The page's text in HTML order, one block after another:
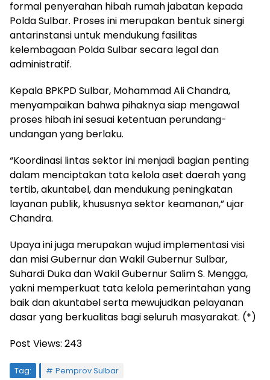
formal penyerahan hibah rumah jabatan kepada
Polda Sulbar. Proses ini merupakan bentuk sinergi
antarinstansi untuk mendukung fasilitas
kelembagaan Polda Sulbar secara legal dan
administratif.
Kepala BPKPD Sulbar, Mohammad Ali Chandra,
menyampaikan bahwa pihaknya siap mengawal
proses hibah ini sesuai ketentuan perundang-
undangan yang berlaku.
“Koordinasi lintas sektor ini menjadi bagian penting
dalam menciptakan tata kelola aset daerah yang
tertib, akuntabel, dan mendukung peningkatan
layanan publik, khususnya sektor keamanan,” ujar
Chandra.
Upaya ini juga merupakan wujud implementasi visi
dan misi Gubernur dan Wakil Gubernur Sulbar,
Suhardi Duka dan Wakil Gubernur Salim S. Mengga,
yakni memperkuat tata kelola pemerintahan yang
baik dan akuntabel serta mewujudkan pelayanan
dasar yang berkualitas bagi seluruh masyarakat. (*)
Post Views: 243
Tag: Pemprov Sulbar